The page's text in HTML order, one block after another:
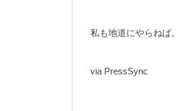
私も地道にやらねば。
via PressSync